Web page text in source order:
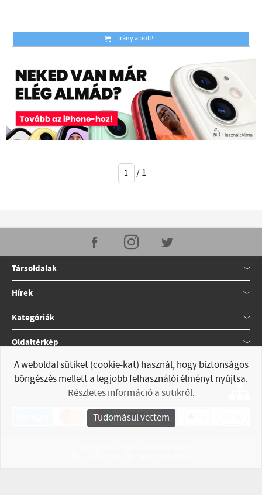
Irány a bolt!
/1
Társoldalak
Hírek
Kategóriák
Oldaltérkép
Kapcsolat
A weboldal sütiket (cookie-kat) használ, hogy biztonságos
böngészés mellett a legjobb felhasználói élményt nyújtsa.
Részletes információ a sütikről.
Tudomásul vettem